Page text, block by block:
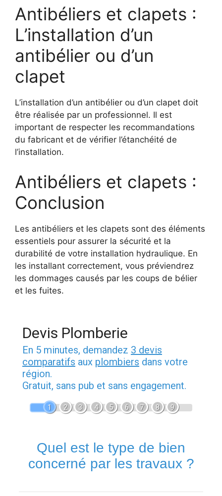
Antibéliers et clapets :
L’installation d’un
antibélier ou d’un
clapet
L’installation d’un antibélier ou d’un clapet doit
être réalisée par un professionnel. Il est
important de respecter les recommandations
du fabricant et de vérifier l’étanchéité de
l’installation.
Antibéliers et clapets :
Conclusion
Les antibéliers et les clapets sont des éléments
essentiels pour assurer la sécurité et la
durabilité de votre installation hydraulique. En
les installant correctement, vous préviendrez
les dommages causés par les coups de bélier
et les fuites.
Devis Plomberie
En 5 minutes, demandez 3 devis
comparatifs aux plombiers dans votre
région.
Gratuit, sans pub et sans engagement.
1 2 3 4 5 6 7 8 9
Quel est le type de bien
concerné par les travaux ?